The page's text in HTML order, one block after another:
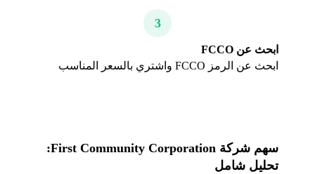
3
ابحث عن FCCO
ابحث عن الرمز FCCO واشتري بالسعر المناسب
سهم شركة First Community Corporation:
تحليل شامل